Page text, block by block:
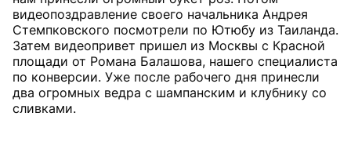
видеопоздравление своего начальника Андрея
Стемпковского посмотрели по Ютюбу из Таиланда.
Затем видеопривет пришел из Москвы с Красной
площади от Романа Балашова, нашего специалиста
по конверсии. Уже после рабочего дня принесли
два огромных ведра с шампанским и клубнику со
сливками.